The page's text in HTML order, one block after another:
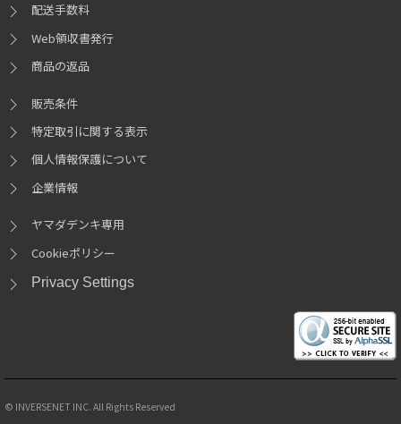
配送手数料
Web領収書発行
商品の返品
販売条件
特定取引に関する表示
個人情報保護について
企業情報
ヤマダデンキ専用
Cookieポリシー
Privacy Settings
© INVERSENET INC. All Rights Reserved